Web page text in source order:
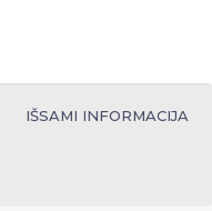
IŠSAMI INFORMACIJA